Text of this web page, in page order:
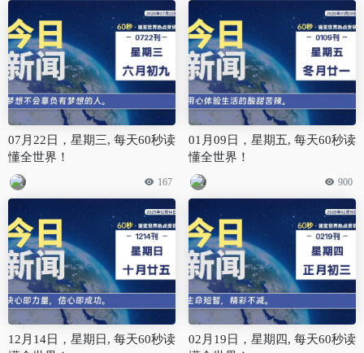
07月22日，星期三, 每天60秒读
懂全世界！
167
01月09日，星期五, 每天60秒读
懂全世界！
900
12月14日，星期日, 每天60秒读
02月19日，星期四, 每天60秒读